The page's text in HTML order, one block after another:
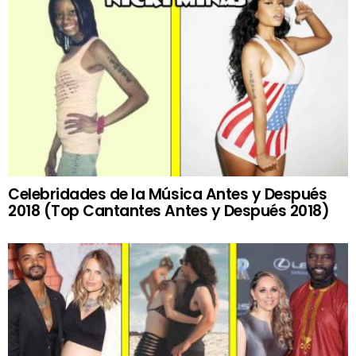
Celebridades de la Música Antes y Después
2018 (Top Cantantes Antes y Después 2018)